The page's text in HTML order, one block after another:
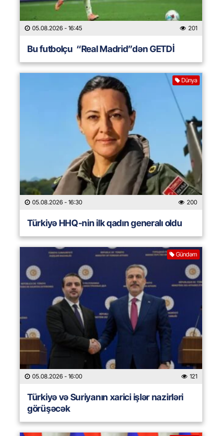
05.08.2026 - 16:45 201
Bu futbolçu “Real Madrid”dən GETDİ
Dünya
05.08.2026 - 16:30 200
Türkiyə HHQ-nin ilk qadın generalı oldu
Gündəm
05.08.2026 - 16:00 121
Türkiyə və Suriyanın xarici işlər nazirləri
görüşəcək